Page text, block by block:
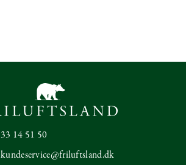
33 14 51 50
kundeservice@friluftsland.dk